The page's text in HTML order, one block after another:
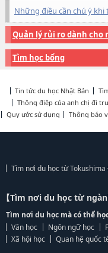
Những điều cần chú ý
Quản lý rủi ro dành cho
Tìm học bổng
Tin tức du học Nhật Bản
Thông điệp của anh chị đi
Quy ước sử dụng
Thông báo
Tìm nơi du học từ
【Tìm nơi du học từ
Tìm nơi du học mà có thể
Văn học
Ngôn ngữ học
Xã hội học
Quan hệ quốc